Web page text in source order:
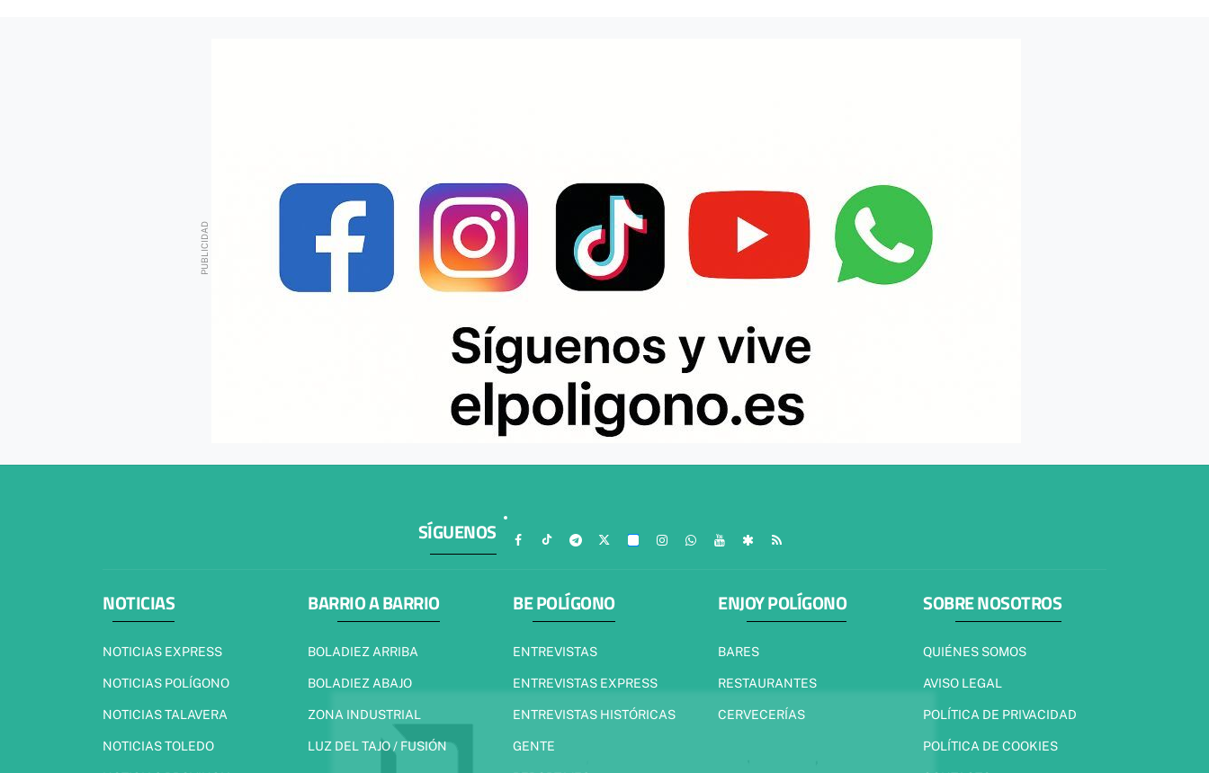
SÍGUENOS
NOTICIAS
NOTICIAS EXPRESS
NOTICIAS POLÍGONO
NOTICIAS TALAVERA
NOTICIAS TOLEDO
BARRIO A BARRIO
BOLADIEZ ARRIBA
BOLADIEZ ABAJO
ZONA INDUSTRIAL
LUZ DEL TAJO / FUSIÓN
BE POLÍGONO
ENTREVISTAS
ENTREVISTAS EXPRESS
ENTREVISTAS HISTÓRICAS
GENTE
ENJOY POLÍGONO
BARES
RESTAURANTES
CERVECERÍAS
SOBRE NOSOTROS
QUIÉNES SOMOS
AVISO LEGAL
POLÍTICA DE PRIVACIDAD
POLÍTICA DE COOKIES